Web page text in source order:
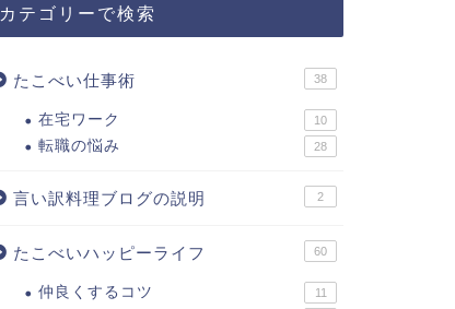
カテゴリーで検索
たこべい仕事術 38
在宅ワーク 10
転職の悩み 28
言い訳料理ブログの説明 2
たこべいハッピーライフ 60
仲良くするコツ 11